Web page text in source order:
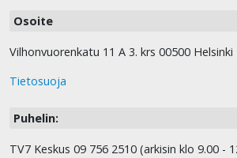
Osoite
Vilhonvuorenkatu 11 A 3. krs 00500 Helsinki
Tietosuoja
Puhelin:
TV7 Keskus 09 756 2510 (arkisin klo 9.00 -